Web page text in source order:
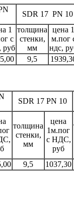
SDR 17 PN 10
1
с
руб
толщина
стенки,
мм
цена 1
м.пог
ндс,
9,5
SDR 17 PN 10
толщина
стенки,
мм
цена
1м.пог
с НДС,
руб
9,5 1037,30